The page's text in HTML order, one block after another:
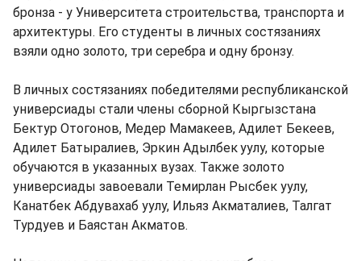
бронза - у Университета строительства, транспорта и
архитектуры. Его студенты в личных состязаниях
взяли одно золото, три серебра и одну бронзу.
В личных состязаниях победителями республиканской
универсиады стали члены сборной Кыргызстана
Бектур Отогонов, Медер Мамакеев, Адилет Бекеев,
Адилет Батыралиев, Эркин Адылбек уулу, которые
обучаются в указанных вузах. Также золото
универсиады завоевали Темирлан Рысбек уулу,
Канатбек Абдувахаб уулу, Ильяз Акматалиев, Талгат
Турдуев и Баястан Акматов.